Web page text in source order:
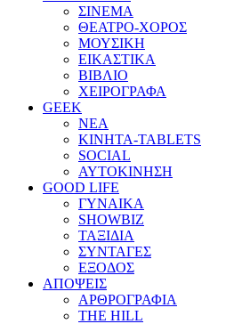
ΣΙΝΕΜΑ
ΘΕΑΤΡΟ-ΧΟΡΟΣ
ΜΟΥΣΙΚΗ
ΕΙΚΑΣΤΙΚΑ
ΒΙΒΛΙΟ
ΧΕΙΡΟΓΡΑΦΑ
GEEK
ΝΕΑ
ΚΙΝΗΤΑ-TABLETS
SOCIAL
ΑΥΤΟΚΙΝΗΣΗ
GOOD LIFE
ΓΥΝΑΙΚΑ
SHOWBIZ
ΤΑΞΙΔΙΑ
ΣΥΝΤΑΓΕΣ
ΕΞΟΔΟΣ
ΑΠΟΨΕΙΣ
ΑΡΘΡΟΓΡΑΦΙΑ
THE HILL